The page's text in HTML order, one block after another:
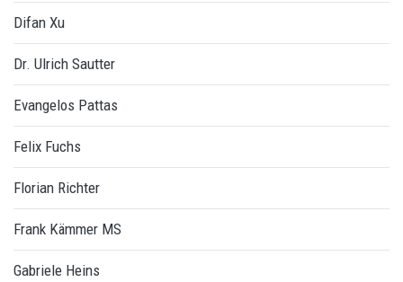
Difan Xu
Dr. Ulrich Sautter
Evangelos Pattas
Felix Fuchs
Florian Richter
Frank Kämmer MS
Gabriele Heins